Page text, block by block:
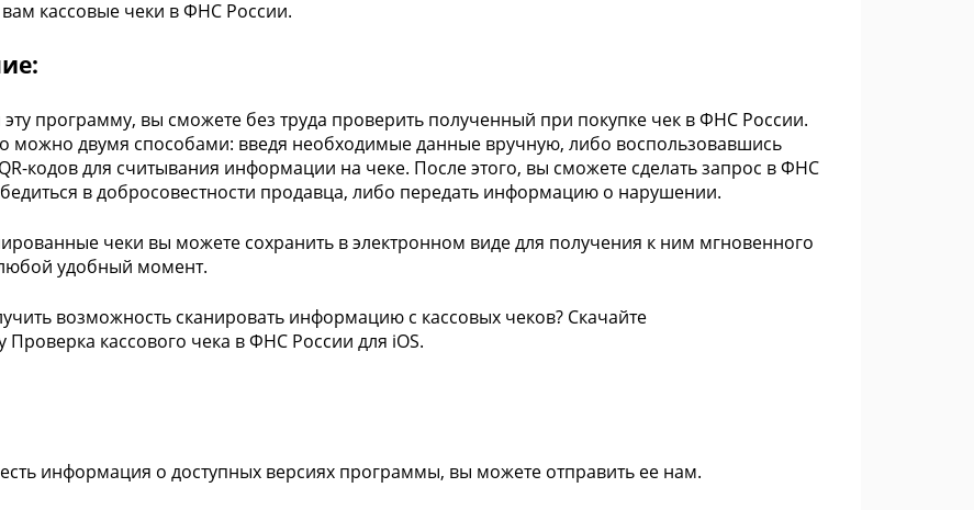
кассовые чеки в ФНС России.
эту программу, вы сможете без труда проверить полученный при покупке чек в ФНС России.
можно двумя способами: введя необходимые данные вручную, либо воспользовавшись
кодов для считывания информации на чеке. После этого, вы сможете сделать запрос в ФНС
в добросовестности продавца, либо передать информацию о нарушении.
чеки вы можете сохранить в электронном виде для получения к ним мгновенного
удобный момент.
возможность сканировать информацию с кассовых чеков? Скачайте
Проверка кассового чека в ФНС России для iOS.
есть информация о доступных версиях программы, вы можете отправить ее нам.